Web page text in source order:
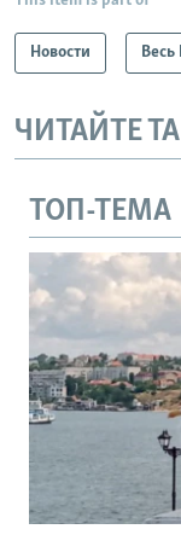
Новости
ЧИТАЙТЕ
ТОП-ТЕМА